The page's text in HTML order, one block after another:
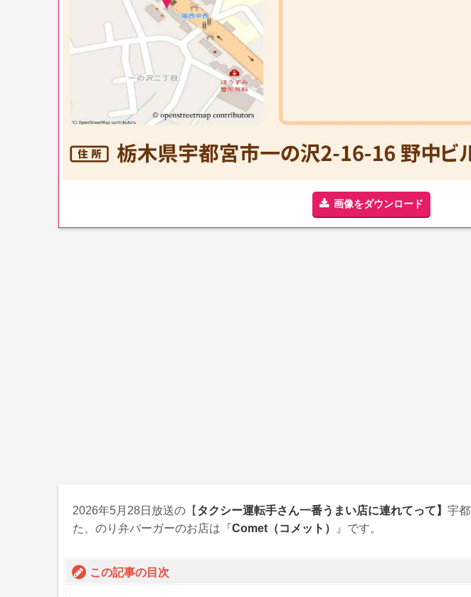
画像をダウンロード
2026年5月28日 放送の【 タクシー運転手さん一番うまい店に連れてって】 宇
た、のり弁バーガーのお店は『Comet（コメット） 』です。
この記事の目次